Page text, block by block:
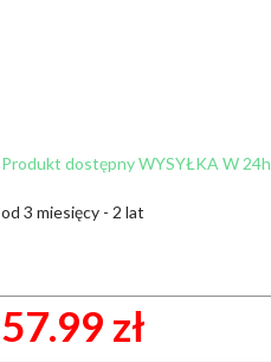
Produkt dostępny WYSYŁKA W 24h
od 3 miesięcy - 2 lat
57.99 zł